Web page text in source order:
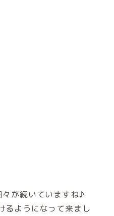
が続いていますね♪
るようになって来まし